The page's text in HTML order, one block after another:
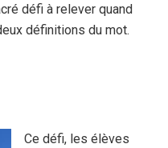
défi à relever quand
définitions du mot.
Ce défi, les élèves